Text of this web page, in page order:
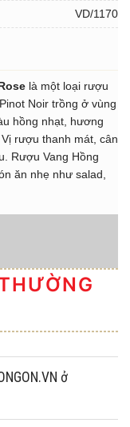
VD/1170
là một loại rượu
Noir trồng ở vùng
hồng nhạt, hương
rượu thanh mát, cân
Rượu Vang Hồng
ăn nhẹ như salad,
ở